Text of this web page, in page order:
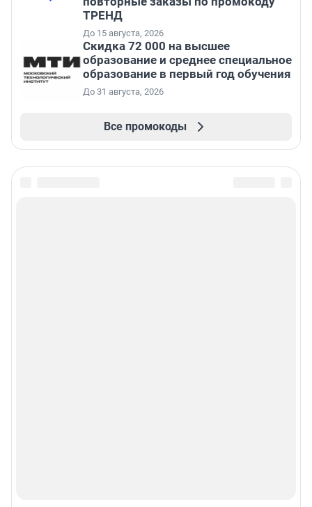
ТРЕНД
До 15 августа, 2026
Скидка 72 000 на высшее
образование и среднее специальное
образование в первый год обучения
До 31 августа, 2026
Все промокоды